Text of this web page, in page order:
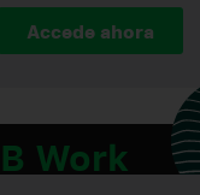
Accede ahora
Work